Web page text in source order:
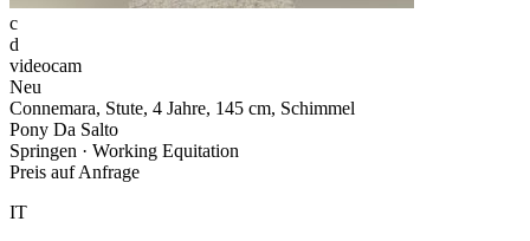
c
d
videocam
Neu
Connemara, Stute, 4 Jahre, 145 cm, Schimmel
Pony Da Salto
Springen · Working Equitation
Preis auf Anfrage
IT